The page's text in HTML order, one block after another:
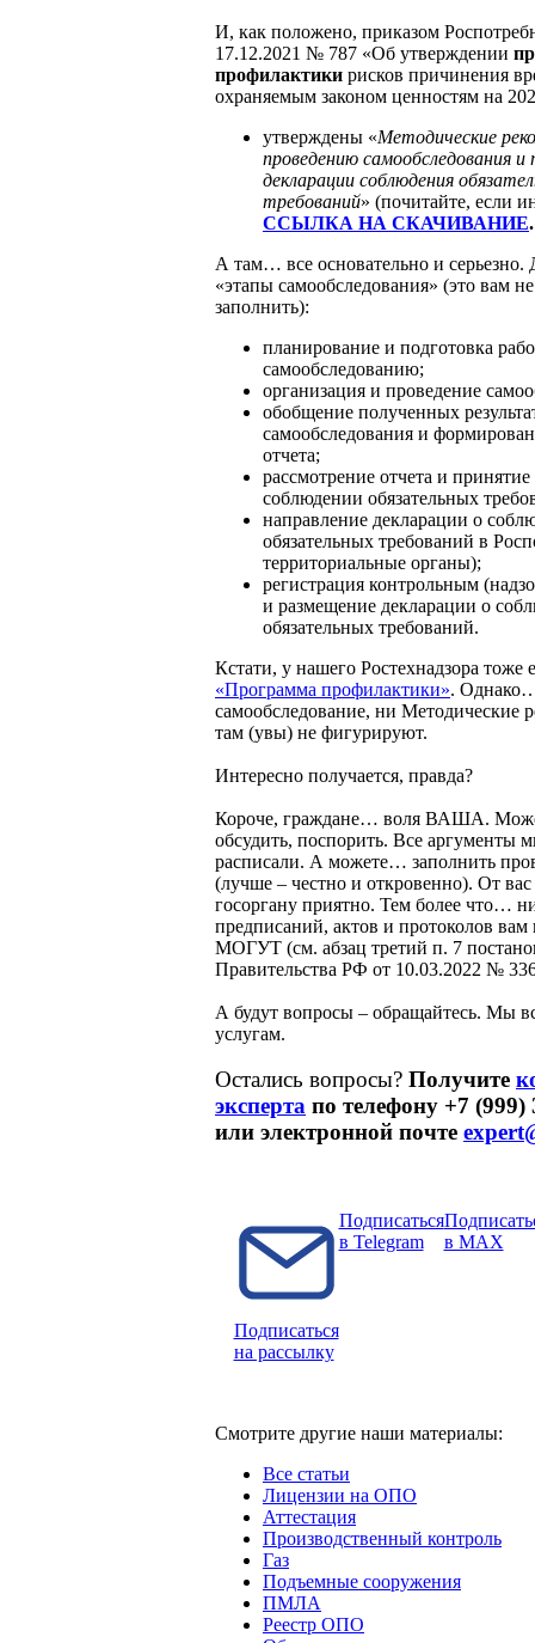
И, как положено, приказом
17.12.2021 № 787 «Об утверждении
профилактики рисков причинения
охраняемым законом ценностям на
утверждены «Методические
проведению самообследования и
декларации соблюдения
требований» (почитайте, если
ССЫЛКА НА СКАЧИВАНИЕ.
А там… все основательно и серьезно.
«этапы самообследования» (это вам
заполнить):
планирование и подготовка
самообследованию;
организация и проведение
обобщение полученных
самообследования и
отчета;
рассмотрение отчета и
соблюдении обязательных
направление декларации о
обязательных требований в
территориальные органы);
регистрация контрольным
и размещение декларации о
обязательных требований.
Кстати, у нашего Ростехнадзора тоже
«Программа профилактики».
самообследование, ни Методические
там (увы) не фигурируют.
Интересно получается, правда?
Короче, граждане… воля ВАША.
обсудить, поспорить. Все аргументы
расписали. А можете… заполнить
(лучше – честно и откровенно). От
госоргану приятно. Тем более что…
предписаний, актов и протоколов
МОГУТ (см. абзац третий п. 7
Правительства РФ от 10.03.2022 №
А будут вопросы – обращайтесь. Мы
услугам.
Остались вопросы? Получите
эксперта по телефону +7 (999)
или электронной почте
Подписаться
на рассылку
Подписаться
в Telegram
в MAX
Смотрите другие наши материалы:
Все статьи
Лицензии на ОПО
Аттестация
Производственный контроль
Газ
Подъемные сооружения
ПМЛА
Реестр ОПО